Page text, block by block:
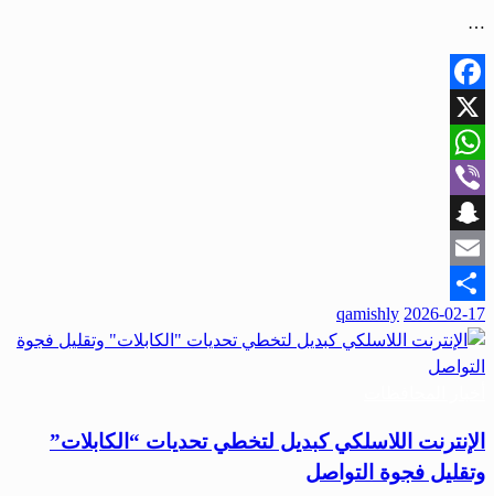
…
Facebook
X
WhatsApp
Viber
Snapchat
Email
Share
نُشر
في
2026-02-17
qamishly
الإنترنت اللاسلكي كبديل لتخطي تحديات “الكابلات”
وتقليل فجوة التواصل